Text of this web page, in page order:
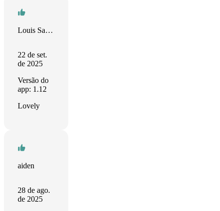
Louis Sakanoko
22 de set.
de 2025
Versão do
app: 1.12
Lovely
aiden
28 de ago.
de 2025